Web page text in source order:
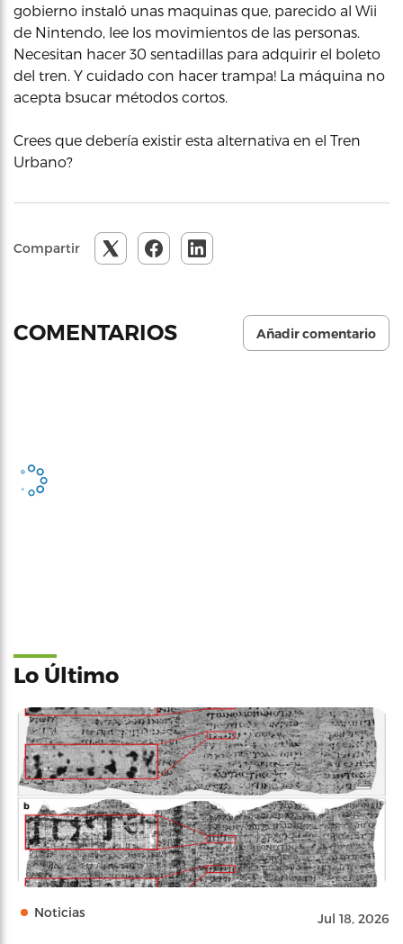
gobierno instaló unas maquinas que, parecido al Wii
de Nintendo, lee los movimientos de las personas.
Necesitan hacer 30 sentadillas para adquirir el boleto
del tren. Y cuidado con hacer trampa! La máquina no
acepta bsucar métodos cortos.
Crees que debería existir esta alternativa en el Tren
Urbano?
Compartir
COMENTARIOS Añadir comentario
Lo Último
Noticias Jul 18, 2026